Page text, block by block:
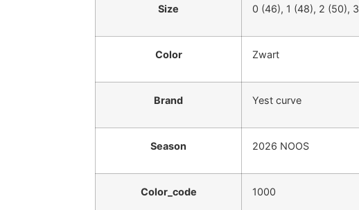
Size 0 (46), 1 (48), 2 (50),
Color Zwart
Brand Yest curve
Season 2026 NOOS
Color_code 1000